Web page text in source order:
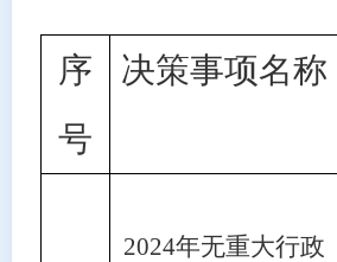
序
号
决策事项名称
2024年无重大行政